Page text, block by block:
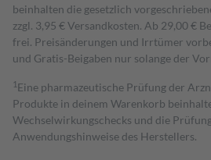
beinhalten die gesetzlich
zzgl. 3,95 € Versandkosten. Ab 29,00 €
frei. Preisänderungen und Irrtümer
und Gratis-Beigaben nur solange der
1 Eine pharmazeutische Prüfung der
Produkte in deinem Warenkorb
Wechselwirkungschecks und die
Anwendungshinweise des Herstellers.